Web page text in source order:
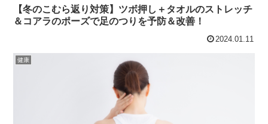
【冬のこむら返り対策】ツボ押し＋タオルのストレッチ
＆コアラのポーズで足のつりを予防＆改善！
2024.01.11
健康